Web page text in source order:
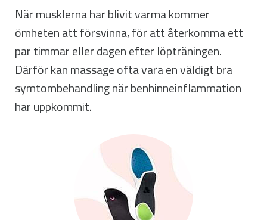
När musklerna har blivit varma kommer
ömheten att försvinna, för att återkomma ett
par timmar eller dagen efter löpträningen.
Därför kan massage ofta vara en väldigt bra
symtombehandling när benhinneinflammation
har uppkommit.